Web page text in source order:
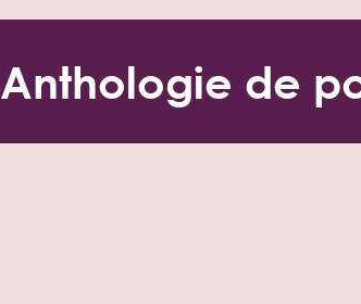
Anthologie de